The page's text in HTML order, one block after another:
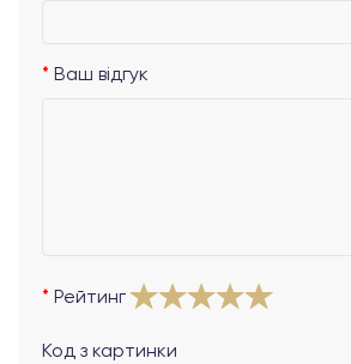
Ваш відгук
Рейтинг
Код з картинки